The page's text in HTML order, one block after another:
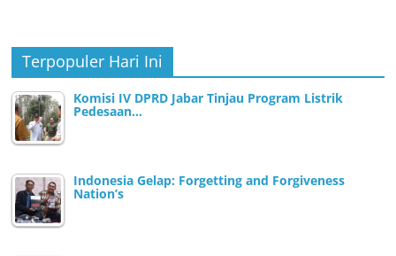
Terpopuler Hari Ini
Komisi IV DPRD Jabar Tinjau Program Listrik
Pedesaan…
Indonesia Gelap: Forgetting and Forgiveness
Nation’s